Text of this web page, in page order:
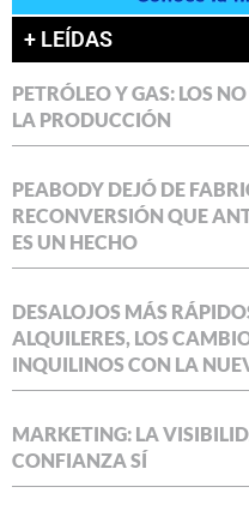
+ LEÍDAS
PETRÓLEO Y GAS: LOS
LA PRODUCCIÓN
PEABODY DEJÓ DE
RECONVERSIÓN QUE
ES UN HECHO
DESALOJOS MÁS
ALQUILERES, LOS
INQUILINOS CON LA
MARKETING: LA
CONFIANZA SÍ